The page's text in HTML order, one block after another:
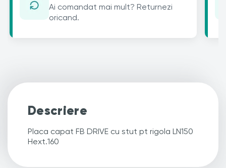
Ai comandat mai mult? Returnezi
oricand.
Descriere
Placa capat FB DRIVE cu stut pt rigola LN150
Hext.160